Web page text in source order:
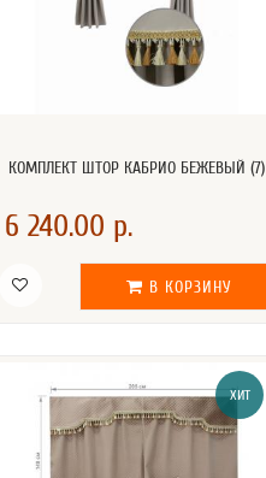
КОМПЛЕКТ ШТОР КАБРИО БЕЖЕВЫЙ (7)
6 240.00 р.
В КОРЗИНУ
ХИТ